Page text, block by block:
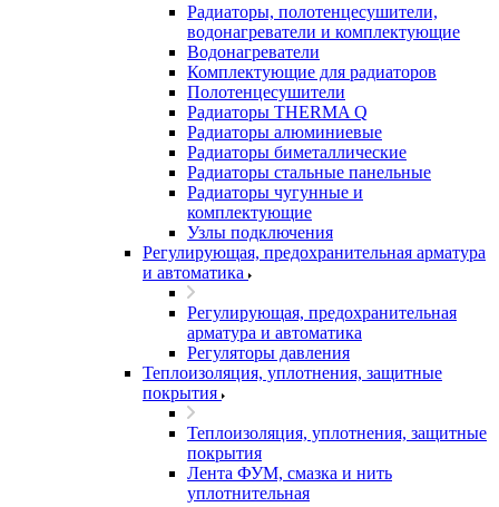
Радиаторы, полотенцесушители,
водонагреватели и комплектующие
Водонагреватели
Комплектующие для радиаторов
Полотенцесушители
Радиаторы THERMA Q
Радиаторы алюминиевые
Радиаторы биметаллические
Радиаторы стальные панельные
Радиаторы чугунные и
комплектующие
Узлы подключения
Регулирующая, предохранительная арматура
и автоматика
Регулирующая, предохранительная
арматура и автоматика
Регуляторы давления
Теплоизоляция, уплотнения, защитные
покрытия
Теплоизоляция, уплотнения, защитные
покрытия
Лента ФУМ, смазка и нить
уплотнительная